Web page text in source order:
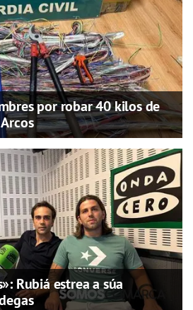
por robar 40 kilos de
Rubiá estrea a súa